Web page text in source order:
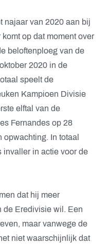
najaar van 2020 aan bij
op dat moment over
beloftenploeg van de
2020 in de
speelt de
Kampioen Divisie
elftal van de
Fernandes op 28
opwachting. In totaal
invaller in actie voor de
dat hij meer
de Eredivisie wil. Een
maar vanwege de
niet waarschijnlijk dat